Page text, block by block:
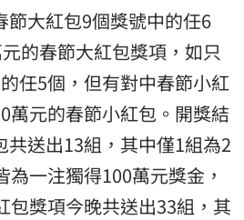
節大紅包9個獎號中的任6
的春節大紅包獎項，如只
任5個，但有對中春節小紅
萬元的春節小紅包。開獎結
共送出13組，其中僅1組為2
一注獨得100萬元獎金，
包獎項今晚共送出33組，其